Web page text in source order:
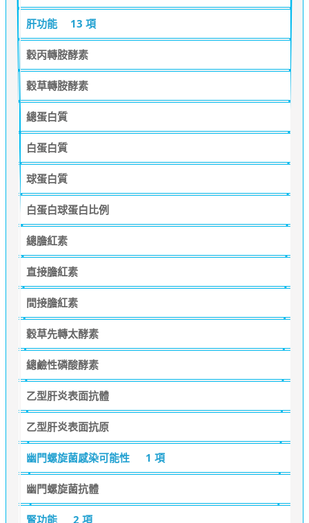
肝功能 13 項
穀丙轉胺酵素
穀草轉胺酵素
總蛋白質
白蛋白質
球蛋白質
白蛋白球蛋白比例
總膽紅素
直接膽紅素
間接膽紅素
穀草先轉太酵素
總鹼性磷酸酵素
乙型肝炎表面抗體
乙型肝炎表面抗原
幽門螺旋菌感染可能性 1 項
幽門螺旋菌抗體
腎功能 2 項